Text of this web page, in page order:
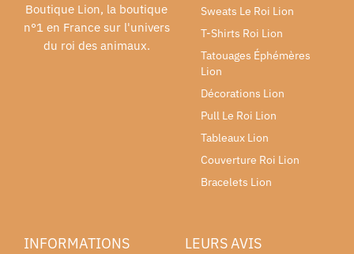
Boutique Lion, la boutique
n°1 en France sur l'univers
du roi des animaux.
Sweats Le Roi Lion
T-Shirts Roi Lion
Tatouages Éphémères
Lion
Décorations Lion
Pull Le Roi Lion
Tableaux Lion
Couverture Roi Lion
Bracelets Lion
INFORMATIONS LEURS AVIS